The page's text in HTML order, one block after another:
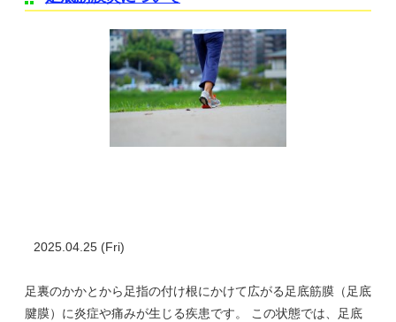
2025.04.25 (Fri)
足裏のかかとから足指の付け根にかけて広がる足底筋膜（足底
腱膜）に炎症や痛みが生じる疾患です。 この状態では、足底